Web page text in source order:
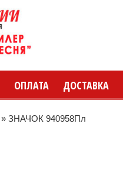
ОПЛАТА ДОСТАВКА
» ЗНАЧОК 940958Пл